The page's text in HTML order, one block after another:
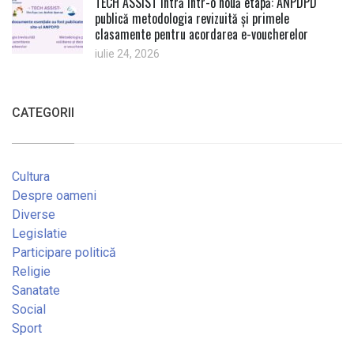
publică metodologia revizuită și primele
clasamente pentru acordarea e-voucherelor
iulie 24, 2026
CATEGORII
Cultura
Despre oameni
Diverse
Legislatie
Participare politică
Religie
Sanatate
Social
Sport